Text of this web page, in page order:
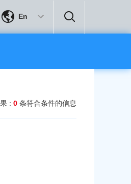
En
: 0 条符合条件的信息